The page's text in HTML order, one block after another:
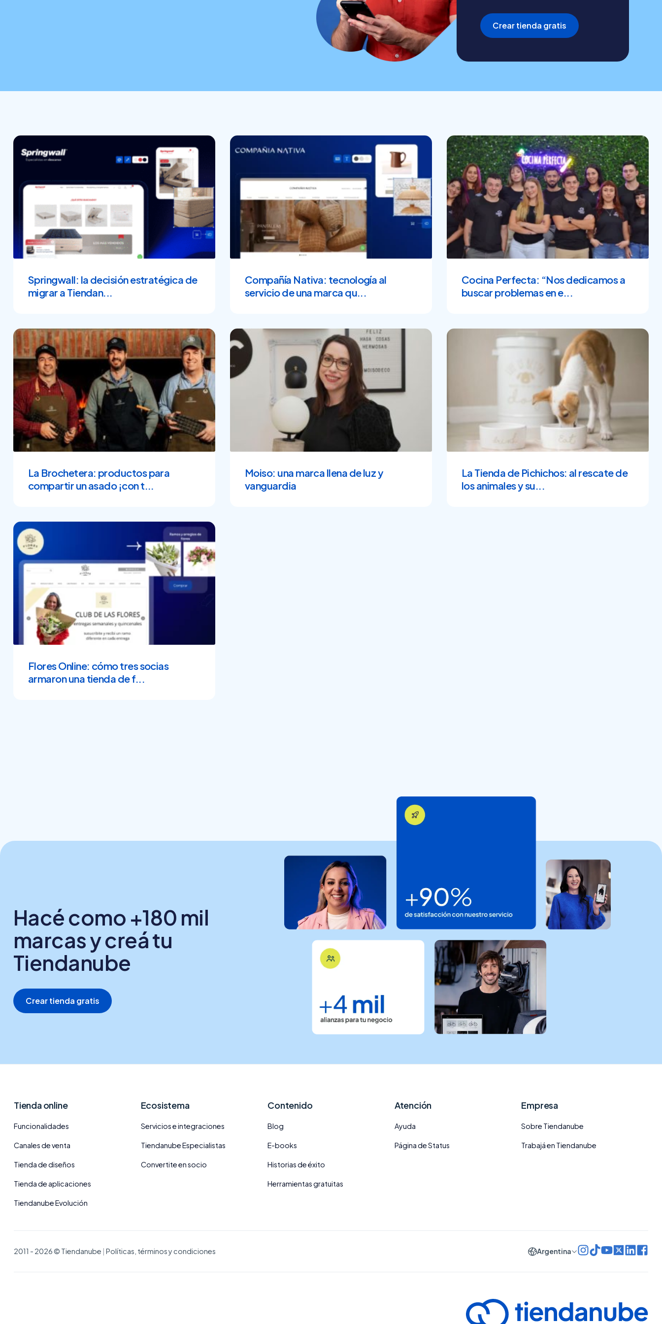
crear y usar
una tienda
online
Crear tienda gratis
Springwall: la decisión estratégica de
migrar a Tiendan...
Compañía Nativa: tecnología al
servicio de una marca qu...
Cocina Perfecta: “Nos dedicamos a
buscar problemas en e...
La Brochetera: productos para
compartir un asado ¡con t...
Moiso: una marca llena de luz y
vanguardia
La Tienda de Pichichos: al rescate de
los animales y su...
Flores Online: cómo tres socias
armaron una tienda de f...
Hacé como +180 mil
marcas y creá tu
Tiendanube
Crear tienda gratis
Tienda online
Funcionalidades
Canales de venta
Tienda de diseños
Tienda de aplicaciones
Tiendanube Evolución
Ecosistema
Servicios e integraciones
Tiendanube Especialistas
Convertite en socio
Contenido
Blog
E-books
Historias de éxito
Herramientas gratuitas
Atención
Ayuda
Página de Status
Empresa
Sobre Tiendanube
Trabajá en Tiendanube
2011 - 2026 © Tiendanube | Políticas, términos y condiciones Argentina